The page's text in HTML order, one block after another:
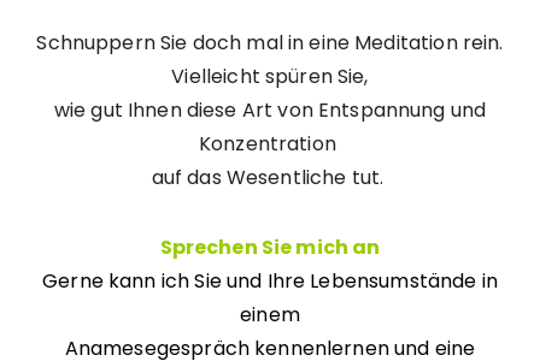
Schnuppern Sie doch mal in eine Meditation rein.
Vielleicht spüren Sie,
wie gut Ihnen diese Art von Entspannung und
Konzentration
auf das Wesentliche tut.
Sprechen Sie mich an
Gerne kann ich Sie und Ihre Lebensumstände in
einem
Anamesegespräch kennenlernen und eine